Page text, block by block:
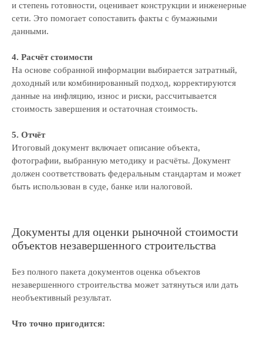
и степень готовности, оценивает конструкции и инженерные
сети. Это помогает сопоставить факты с бумажными
данными.
4. Расчёт стоимости
На основе собранной информации выбирается затратный,
доходный или комбинированный подход, корректируются
данные на инфляцию, износ и риски, рассчитывается
стоимость завершения и остаточная стоимость.
5. Отчёт
Итоговый документ включает описание объекта,
фотографии, выбранную методику и расчёты. Документ
должен соответствовать федеральным стандартам и может
быть использован в суде, банке или налоговой.
Документы для оценки рыночной стоимости
объектов незавершенного строительства
Без полного пакета документов оценка объектов
незавершенного строительства может затянуться или дать
необъективный результат.
Что точно пригодится: